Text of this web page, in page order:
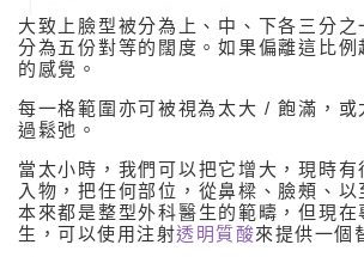
短小下鄂下巴
細小嘴唇
臉部輪廓
肌膚鬆弛
毛孔粗大
大致上臉型被分為上、中、下各三分
分為五份對等的闊度。如果偏離這比
的感覺。
每一格範圍亦可被視為太大 / 飽滿，
過鬆弛。
當太小時，我們可以把它增大，現時有
入物，把任何部位，從鼻樑、臉頰、
本來都是整型外科醫生的範疇，但現在
生，可以使用注射透明質酸來提供一個